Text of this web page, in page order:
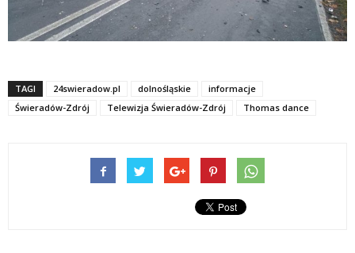
TAGI 24swieradow.pl dolnośląskie
informacje
Świeradów-Zdrój
Telewizja Świeradów-Zdrój Thomas dance